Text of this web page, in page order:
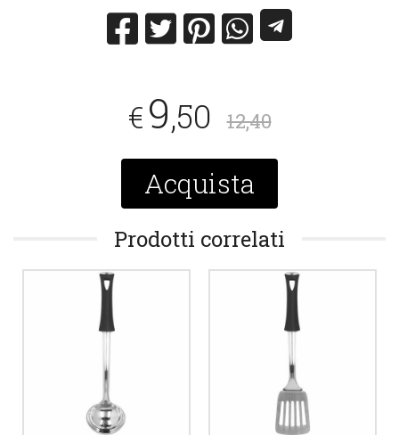
€9,50 12,40
Acquista
Prodotti correlati